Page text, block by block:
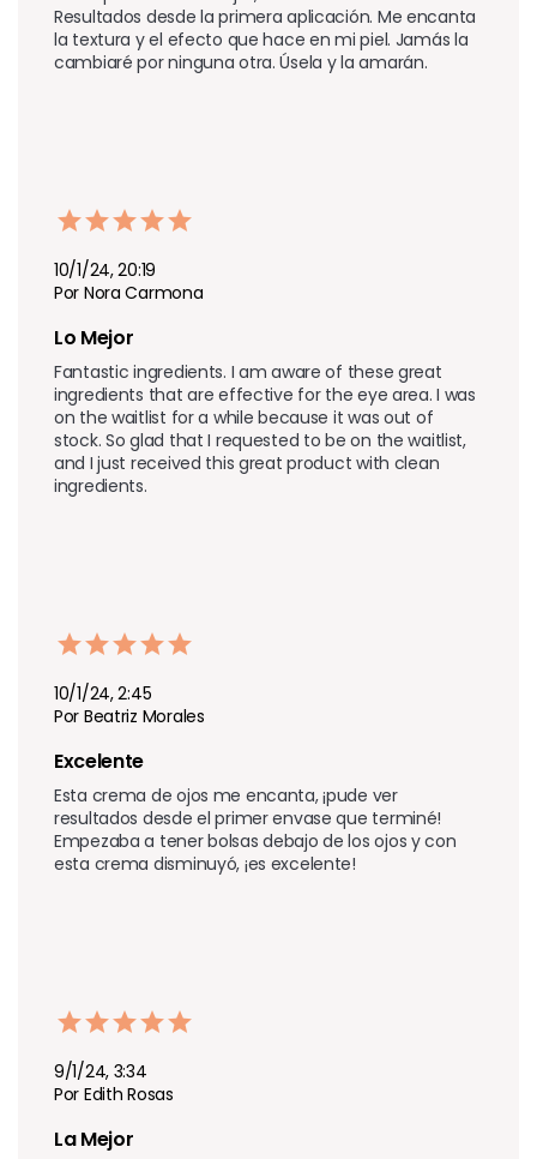
Resultados desde la primera aplicación. Me encanta
la textura y el efecto que hace en mi piel. Jamás la
cambiaré por ninguna otra. Úsela y la amarán.
10/1/24, 20:19
Por Nora Carmona
Lo Mejor
Fantastic ingredients. I am aware of these great
ingredients that are effective for the eye area. I was
on the waitlist for a while because it was out of
stock. So glad that I requested to be on the waitlist,
and I just received this great product with clean
ingredients.
10/1/24, 2:45
Por Beatriz Morales
Excelente
Esta crema de ojos me encanta, ¡pude ver
resultados desde el primer envase que terminé!
Empezaba a tener bolsas debajo de los ojos y con
esta crema disminuyó, ¡es excelente!
9/1/24, 3:34
Por Edith Rosas
La Mejor